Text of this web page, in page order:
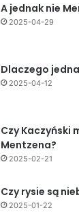
A jednak nie
2025-04-29
Dlaczego
2025-04-12
Czy Kaczyński
Mentzena?
2025-02-21
Czy rysie są
2025-01-22